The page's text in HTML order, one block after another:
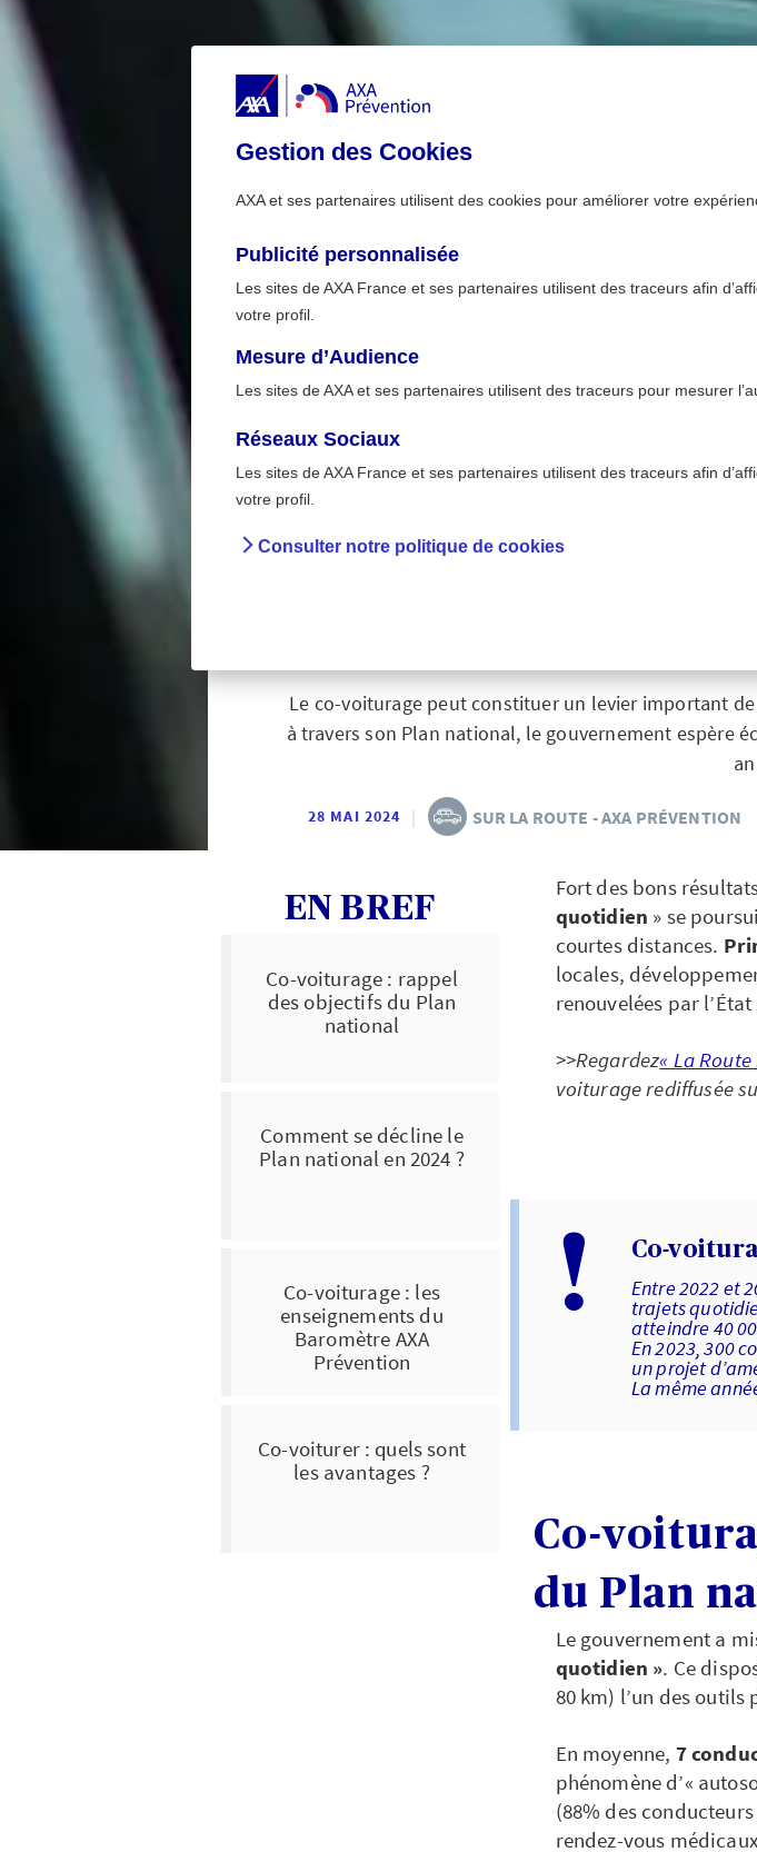
Accueil
Co-voiturage : le
Le co-voiturage peut constituer un levier important
à travers son Plan national, le gouvernement espère
28 MAI 2024 | SUR LA ROUTE - AXA PRÉVENTION
EN BREF
Co-voiturage : rappel
des objectifs du Plan
national
Comment se décline le
Plan national en 2024 ?
Co-voiturage : les
enseignements du
Baromètre AXA
Prévention
Co-voiturer : quels sont
les avantages ?
Fort des bons
quotidien » se
courtes distances.
locales,
renouvelées par
>>Regardez« La Route
voiturage rediffusée
! Co-
Entre 2022 et
trajets
atteindre 40
En 2023, 300
un projet
La même
Co-
du Plan
Le gouvernement a
quotidien ». Ce
80 km) l’un des
En moyenne, 7
phénomène d’«
(88% des
rendez-vous
Gestion des Cookies
AXA et ses partenaires utilisent des cookies pour améliorer votre
Publicité personnalisée
Les sites de AXA France et ses partenaires utilisent des traceurs afin
votre profil.
Mesure d’Audience
Les sites de AXA et ses partenaires utilisent des traceurs pour mesurer
Réseaux Sociaux
Les sites de AXA France et ses partenaires utilisent des traceurs afin
votre profil.
Consulter notre politique de cookies